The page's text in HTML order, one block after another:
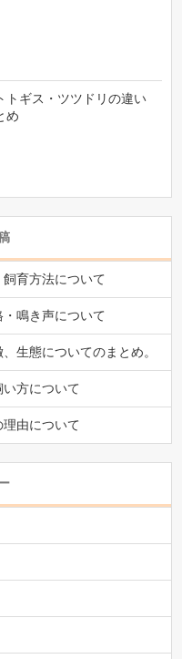
トギス・ツツドリの違い
め
育方法について
鳴き声について
生態についてのまとめ。
方について
理由について